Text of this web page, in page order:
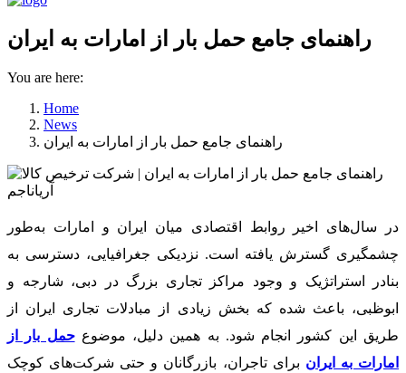
راهنمای جامع حمل بار از امارات به ایران
You are here:
Home
News
راهنمای جامع حمل بار از امارات به ایران
در سال‌های اخیر روابط اقتصادی میان ایران و امارات به‌طور
چشمگیری گسترش یافته است. نزدیکی جغرافیایی، دسترسی به
بنادر استراتژیک و وجود مراکز تجاری بزرگ در دبی، شارجه و
ابوظبی، باعث شده که بخش زیادی از مبادلات تجاری ایران از
طریق این کشور انجام شود. به همین دلیل، موضوعحمل بار از
امارات به ایران برای تاجران، بازرگانان و حتی شرکت‌های کوچک